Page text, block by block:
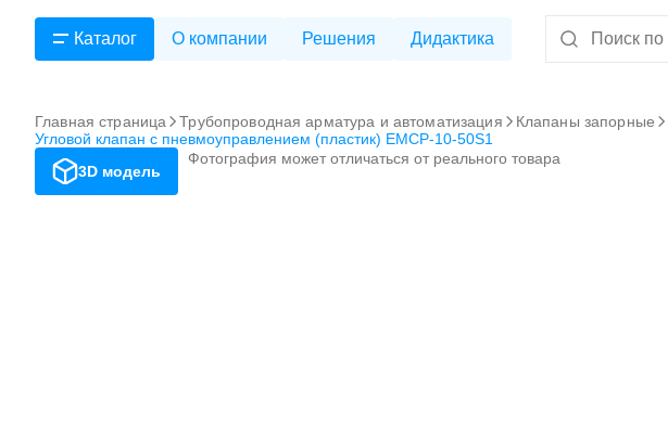
Каталог О компании Решения Дидактика
Главная страница Трубопроводная арматура и автоматизация Клапаны запорные
Угловой клапан с пневмоуправлением (пластик) EMCP-10-50S1
3D модель
Фотография может отличаться от реального товара